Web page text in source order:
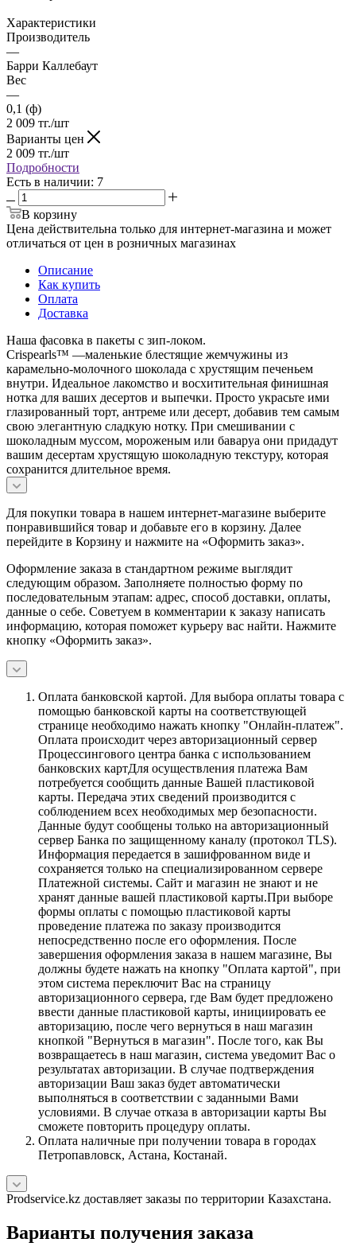
Характеристики
Производитель
—
Барри Каллебаут
Вес
—
0,1 (ф)
2 009 тг./шт
Варианты цен
2 009 тг./шт
Подробности
Есть в наличии: 7
В корзину
Цена действительна только для интернет-магазина и может
отличаться от цен в розничных магазинах
Описание
Как купить
Оплата
Доставка
Наша фасовка в пакеты с зип-локом.
Crispearls™ —маленькие блестящие жемчужины из
карамельно-молочного шоколада с хрустящим печеньем
внутри. Идеальное лакомство и восхитительная финишная
нотка для ваших десертов и выпечки. Просто украсьте ими
глазированный торт, антреме или десерт, добавив тем самым
свою элегантную сладкую нотку. При смешивании с
шоколадным муссом, мороженым или баваруа они придадут
вашим десертам хрустящую шоколадную текстуру, которая
сохранится длительное время.
Для покупки товара в нашем интернет-магазине выберите
понравившийся товар и добавьте его в корзину. Далее
перейдите в Корзину и нажмите на «Оформить заказ».
Оформление заказа в стандартном режиме выглядит
следующим образом. Заполняете полностью форму по
последовательным этапам: адрес, способ доставки, оплаты,
данные о себе. Советуем в комментарии к заказу написать
информацию, которая поможет курьеру вас найти. Нажмите
кнопку «Оформить заказ».
Оплата банковской картой. Для выбора оплаты товара с
помощью банковской карты на соответствующей
странице необходимо нажать кнопку "Онлайн-платеж".
Оплата происходит через авторизационный сервер
Процессингового центра банка с использованием
банковских картДля осуществления платежа Вам
потребуется сообщить данные Вашей пластиковой
карты. Передача этих сведений производится с
соблюдением всех необходимых мер безопасности.
Данные будут сообщены только на авторизационный
сервер Банка по защищенному каналу (протокол TLS).
Информация передается в зашифрованном виде и
сохраняется только на специализированном сервере
Платежной системы. Сайт и магазин не знают и не
хранят данные вашей пластиковой карты.При выборе
формы оплаты с помощью пластиковой карты
проведение платежа по заказу производится
непосредственно после его оформления. После
завершения оформления заказа в нашем магазине, Вы
должны будете нажать на кнопку "Оплата картой", при
этом система переключит Вас на страницу
авторизационного сервера, где Вам будет предложено
ввести данные пластиковой карты, инициировать ее
авторизацию, после чего вернуться в наш магазин
кнопкой "Вернуться в магазин". После того, как Вы
возвращаетесь в наш магазин, система уведомит Вас о
результатах авторизации. В случае подтверждения
авторизации Ваш заказ будет автоматически
выполняться в соответствии с заданными Вами
условиями. В случае отказа в авторизации карты Вы
сможете повторить процедуру оплаты.
Оплата наличные при получении товара в городах
Петропавловск, Астана, Костанай.
Prodservice.kz доставляет заказы по территории Казахстана.
Варианты получения заказа